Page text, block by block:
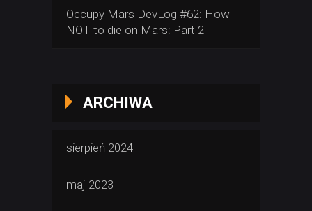
Occupy Mars DevLog #62: How
NOT to die on Mars: Part 2
ARCHIWA
sierpień 2024
maj 2023